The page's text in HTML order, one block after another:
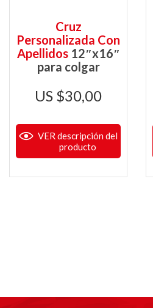
Cruz
Personalizada Con
Apellidos12″x16″
para colgar
$30,00
VER descripción del
producto